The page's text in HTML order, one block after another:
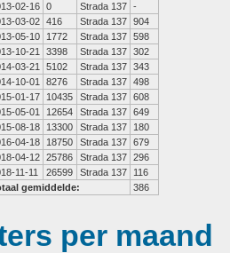
02-16 0 Strada 137 -
03-02 416 Strada 137 904
05-10
1772 Strada 137 598
10-21
3398 Strada 137 302
03-21
5102 Strada 137 343
10-01
8276 Strada 137 498
01-17
10435 Strada 137 608
05-01
12654 Strada 137 649
08-18
13300 Strada 137
180
04-18
18750 Strada 137 679
04-12 25786 Strada 137 296
11-11
26599 Strada 137
116
gemiddelde:
386
per maand